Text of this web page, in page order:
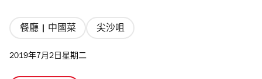
餐廳 | 中國菜 尖沙咀
2019年7月2日星期二